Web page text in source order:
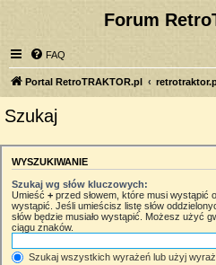
Forum
FAQ
Portal RetroTRAKTOR.pl
Szukaj
WYSZUKIWANIE
Szukaj wg słów kluczowych:
Umieść + przed słowem, które musi wystąpić
wystąpić. Jeśli umieścisz listę słów
słów będzie musiało wystąpić. Możesz użyć
ciągu znaków.
Szukaj wszystkich wyrażeń lub użyj